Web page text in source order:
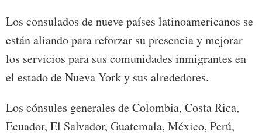
Los consulados de nueve países latinoamericanos se
están aliando para reforzar su presencia y mejorar
los servicios para sus comunidades inmigrantes en
el estado de Nueva York y sus alrededores.
Los cónsules generales de Colombia, Costa Rica,
Ecuador, El Salvador, Guatemala, México, Perú,